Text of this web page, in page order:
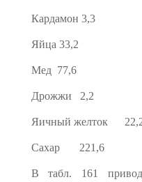
Кардамон 3,3
Яйца 33,2
Мед 77,6
Дрожжи 2,2
Яичный желток
Сахар 221,6
В табл. 161